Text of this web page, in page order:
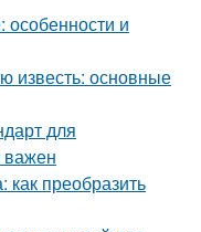
и
известь: основные
для
важен
как преобразить